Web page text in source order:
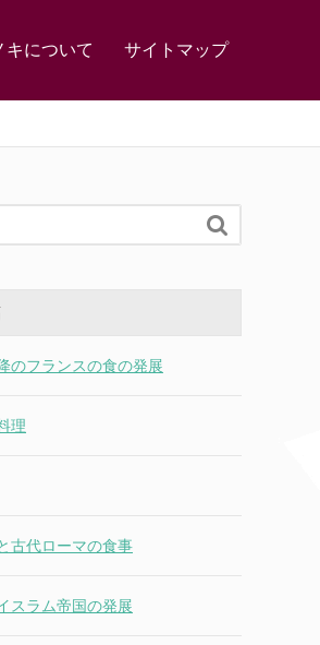
キについて サイトマップ

のフランスの食の発展
理
古代ローマの食事
スラム帝国の発展